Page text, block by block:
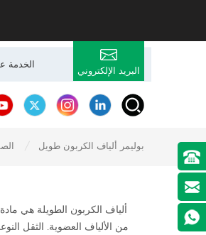
24 × 7 الخدمة البريد الإلكتروني
بوليمر ألياف الكربون طويل
ألياف الكربون الطويلة هي